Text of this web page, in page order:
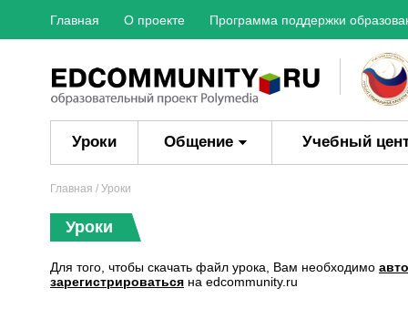
Главная О проекте Программа поддержки
Уроки Общение Учебный
Главная / Уроки
Уроки
Для того, чтобы скачать файл урока, Вам необходимо
зарегистрироваться на edcommunity.ru